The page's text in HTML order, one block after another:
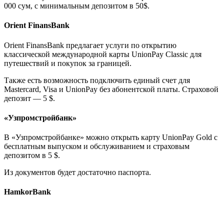
000 сум, с минимальным депозитом в 50$.
Orient FinansBank
Orient FinansBank предлагает услуги по открытию
классической международной карты UnionPay Classic для
путешествий и покупок за границей.
Также есть возможность подключить единый счет для
Mastercard, Visa и UnionPay без абонентской платы. Страховой
депозит — 5 $.
«Узпромстройбанк»
В «Узпромстройбанке» можно открыть карту UnionPay Gold с
бесплатным выпуском и обслуживанием и страховым
депозитом в 5 $.
Из документов будет достаточно паспорта.
HamkorBank